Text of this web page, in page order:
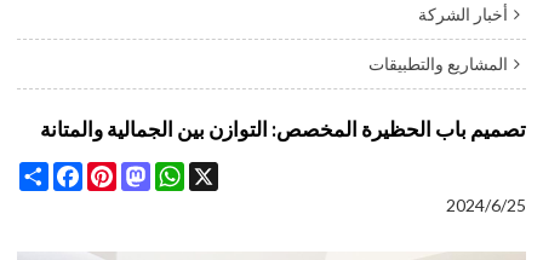
أخبار الشركة
المشاريع والتطبيقات
تصميم باب الحظيرة المخصص: التوازن بين الجمالية والمتانة
Share
Facebook
Pinterest
Mastodon
WhatsApp
X
2024/6/25